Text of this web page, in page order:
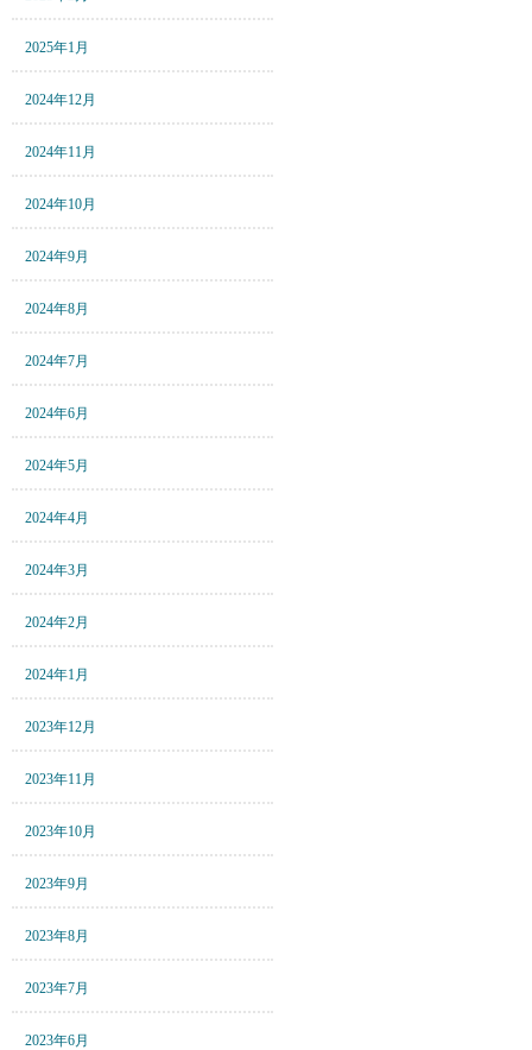
2025年1月
2024年12月
2024年11月
2024年10月
2024年9月
2024年8月
2024年7月
2024年6月
2024年5月
2024年4月
2024年3月
2024年2月
2024年1月
2023年12月
2023年11月
2023年10月
2023年9月
2023年8月
2023年7月
2023年6月